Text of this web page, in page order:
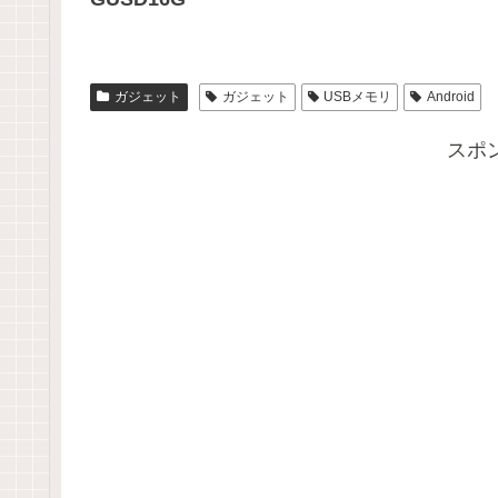
ガジェット ガジェット USBメモリ Android
スポ